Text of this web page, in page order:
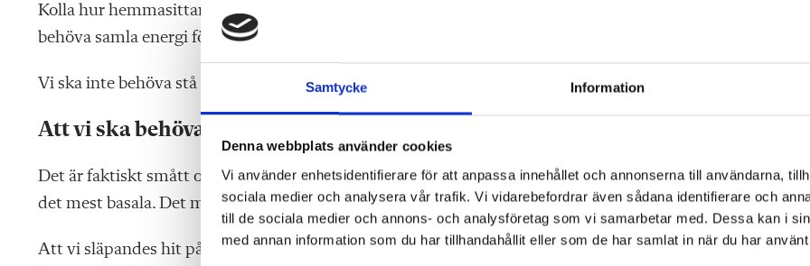
Samtycke Information
Denna webbplats använder cookies
Vi använder enhetsidentifierare för att anpassa innehållet och annonserna till användarna,
sociala medier och analysera vår trafik. Vi vidarebefordrar även sådana identifierare och
till de sociala medier och annons- och analysföretag som vi samarbetar med. Dessa kan i
med annan information som du har tillhandahållit eller som de har samlat in när du har
Kolla hur hemmasittaren mår. Kanske krama lite extra på de elever som behöver det som mest. Vi skulle
behöva samla energi för att hålla ihop de sista dagarna innan semestern.
Vi ska inte behöva stå här och be om självklarheter.
Att vi ska behöva höja rösten
Det är faktiskt smått ofattbart hur det har blivit i svensk skola idag. Att vi ikväll ska behöva stå här och
det mest basala. Det mest grundläggande.
Att vi släpandes hit på hörntänderna ska behöva höja rösten för att vi inom ramen för anständighet ska